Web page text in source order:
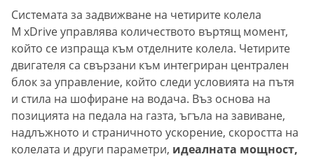
Системата за задвижване на четирите колела
M xDrive управлява количеството въртящ момент,
който се изпраща към отделните колела. Четирите
двигателя са свързани към интегриран централен
блок за управление, който следи условията на пътя
и стила на шофиране на водача. Въз основа на
позицията на педала на газта, ъгъла на завиване,
надлъжното и страничното ускорение, скоростта на
колелата и други параметри, идеалната мощност,